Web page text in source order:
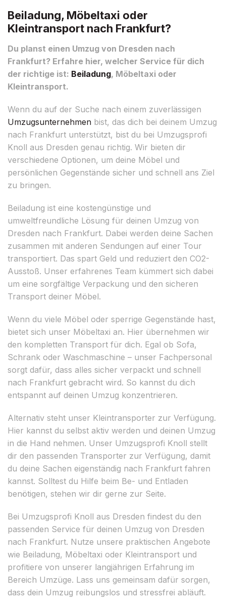
Beiladung, Möbeltaxi oder
Kleintransport nach Frankfurt?
Du planst einen Umzug von Dresden nach
Frankfurt? Erfahre hier, welcher Service für dich
der richtige ist: Beiladung, Möbeltaxi oder
Kleintransport.
Wenn du auf der Suche nach einem zuverlässigen
Umzugsunternehmen bist, das dich bei deinem Umzug
nach Frankfurt unterstützt, bist du bei Umzugsprofi
Knoll aus Dresden genau richtig. Wir bieten dir
verschiedene Optionen, um deine Möbel und
persönlichen Gegenstände sicher und schnell ans Ziel
zu bringen.
Beiladung ist eine kostengünstige und
umweltfreundliche Lösung für deinen Umzug von
Dresden nach Frankfurt. Dabei werden deine Sachen
zusammen mit anderen Sendungen auf einer Tour
transportiert. Das spart Geld und reduziert den CO2-
Ausstoß. Unser erfahrenes Team kümmert sich dabei
um eine sorgfältige Verpackung und den sicheren
Transport deiner Möbel.
Wenn du viele Möbel oder sperrige Gegenstände hast,
bietet sich unser Möbeltaxi an. Hier übernehmen wir
den kompletten Transport für dich. Egal ob Sofa,
Schrank oder Waschmaschine – unser Fachpersonal
sorgt dafür, dass alles sicher verpackt und schnell
nach Frankfurt gebracht wird. So kannst du dich
entspannt auf deinen Umzug konzentrieren.
Alternativ steht unser Kleintransporter zur Verfügung.
Hier kannst du selbst aktiv werden und deinen Umzug
in die Hand nehmen. Unser Umzugsprofi Knoll stellt
dir den passenden Transporter zur Verfügung, damit
du deine Sachen eigenständig nach Frankfurt fahren
kannst. Solltest du Hilfe beim Be- und Entladen
benötigen, stehen wir dir gerne zur Seite.
Bei Umzugsprofi Knoll aus Dresden findest du den
passenden Service für deinen Umzug von Dresden
nach Frankfurt. Nutze unsere praktischen Angebote
wie Beiladung, Möbeltaxi oder Kleintransport und
profitiere von unserer langjährigen Erfahrung im
Bereich Umzüge. Lass uns gemeinsam dafür sorgen,
dass dein Umzug reibungslos und stressfrei abläuft.